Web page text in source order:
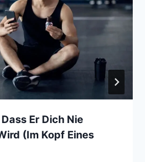
Er Dich Nie
(Im Kopf Eines